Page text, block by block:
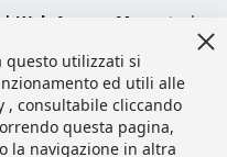
Web Agency Magento
|
questo utilizzati si
ed utili alle
, consultabile cliccando
questa pagina,
la navigazione in altra